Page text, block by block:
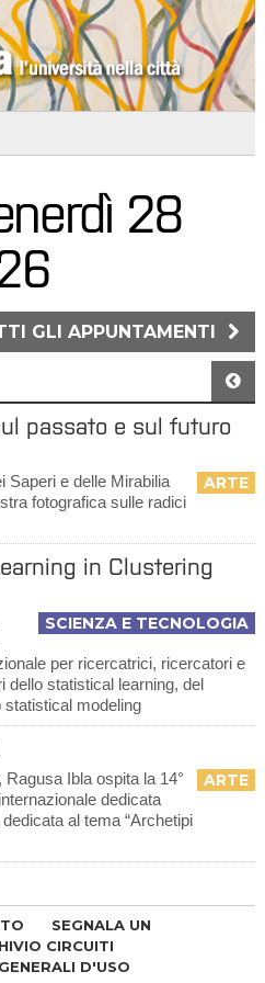
28
GLI APPUNTAMENTI
passato e sul futuro
ARTE
Saperi e delle Mirabilia
fotografica sulle radici
in Clustering
SCIENZA E TECNOLOGIA
per ricercatrici, ricercatori e
dello statistical learning, del
statistical modeling
ARTE
Ibla ospita la 14°
dedicata
al tema “Archetipi
SEGNALA UN
CIRCUITI
D'USO